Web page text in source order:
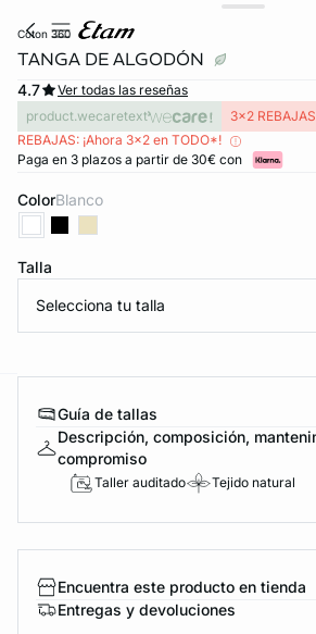
coton 360
TANGA DE ALGODÓN
4.7
Ver todas las reseñas
product.wecaretext
3x2 REBAJAS
REBAJAS: ¡Ahora 3x2 en TODO*!
Paga en 3 plazos a partir de 30€ con
Color blanco
Talla
Selecciona tu talla
Guía de tallas
Descripción, composición,
compromiso
Taller auditado Tejido natural
Encuentra este producto en tienda
Entregas y devoluciones